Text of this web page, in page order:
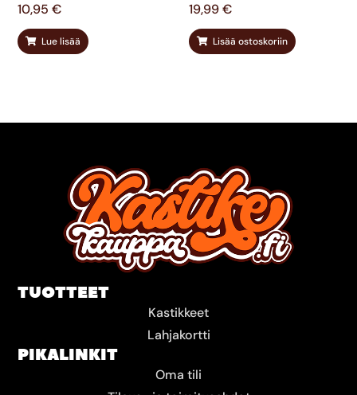
10,95 €
Lue lisää
19,99€
Lisää ostoskoriin
TUOTTEET
Kastikkeet
Lahjakortti
PIKALINKIT
Oma tili